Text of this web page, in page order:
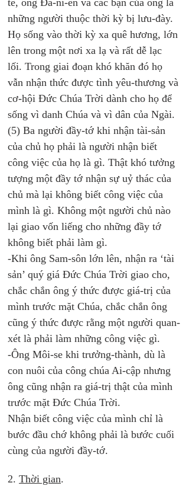
tê, ông Đa-ni-ên và các bạn của ông là
những người thuộc thời kỳ bị lưu-đày.
Họ sống vào thời kỳ xa quê hương, lớn
lên trong một nơi xa lạ và rất dễ lạc
lối. Trong giai đoạn khó khăn đó họ
vẫn nhận thức được tình yêu-thương và
cơ-hội Đức Chúa Trời dành cho họ để
sống vì danh Chúa và vì dân của Ngài.
(5) Ba người đầy-tớ khi nhận tài-sản
của chủ họ phải là người nhận biết
công việc của họ là gì. Thật khó tưởng
tượng một đầy tớ nhận sự uỷ thác của
chủ mà lại không biết công việc của
mình là gì. Không một người chủ nào
lại giao vốn liếng cho những đầy tớ
không biết phải làm gì.
-Khi ông Sam-sôn lớn lên, nhận ra ‘tài
sản’ quý giá Đức Chúa Trời giao cho,
chắc chắn ông ý thức được giá-trị của
mình trước mặt Chúa, chắc chắn ông
cũng ý thức được rằng một người quan-
xét là phải làm những công việc gì.
-Ông Môi-se khi trưởng-thành, dù là
con nuôi của công chúa Ai-cập nhưng
ông cũng nhận ra giá-trị thật của mình
trước mặt Đức Chúa Trời.
Nhận biết công việc của mình chỉ là
bước đầu chớ không phải là bước cuối
cùng của người đầy-tớ.
2. Thời gian.